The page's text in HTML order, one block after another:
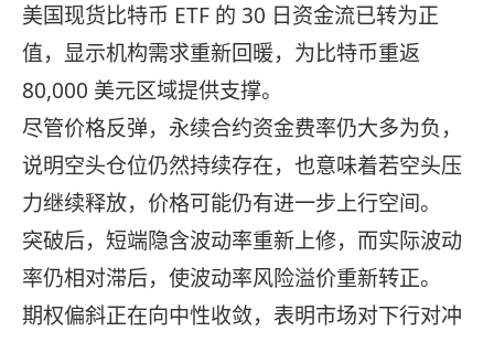
美国现货比特币 ETF 的 30 日资金流已转为正
值，显示机构需求重新回暖，为比特币重返
80,000 美元区域提供支撑。
尽管价格反弹，永续合约资金费率仍大多为负，
说明空头仓位仍然持续存在，也意味着若空头压
力继续释放，价格可能仍有进一步上行空间。
突破后，短端隐含波动率重新上修，而实际波动
率仍相对滞后，使波动率风险溢价重新转正。
期权偏斜正在向中性收敛，表明市场对下行对冲